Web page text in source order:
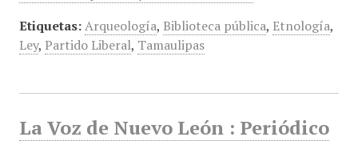
Etiquetas: Arqueología, Biblioteca pública, Etnología,
Ley, Partido Liberal, Tamaulipas
La Voz de Nuevo León : Periódico